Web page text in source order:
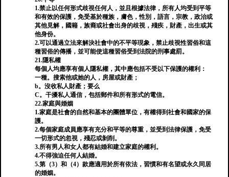
1.禁止以任何形式歧視任何人，並且根據法律，所有人均受到平等
和有效的保護，免受基於種族，膚色，性別，語言，宗教，政治或
其他見解，國籍，族裔或社會出身的歧視，殘疾，財產，出生或其
他身份。
2.可以通過立法來解決社會中的不平等現象，禁止歧視性習俗和這
種習俗的傳播，並可能使這種習俗受到法院的刑事處罰。
21.隱私權
每個人均應享有個人隱私權，其中應包括不受以下保護的權利：
一種。搜索他或她的人，房屋或財產；
b。沒收私人財產；要么
C。干擾私人通信，包括郵件和所有形式的電信。
22.家庭與婚姻
1.家庭是社會的自然和基本的團體單位，有權得到社會和國家的保
護。
2.每個家庭成員應享有充分和平等的尊重，並受到法律保護，免受
一切形式的忽視，殘忍或剝削。
3.所有男人和女人都有結婚和建立家庭的權利。
4.不得強迫任何人結婚。
5.第（3）和（4）款應適用於所有依法，習慣和有名望或永久同居
的婚姻。